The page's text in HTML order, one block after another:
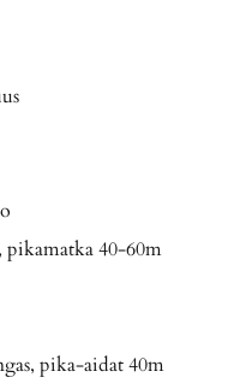
40-60m
aidat 40m